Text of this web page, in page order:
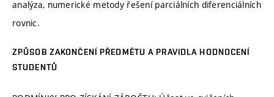
analýza, numerické metody řešení parciálních diferenciálních
rovnic.
ZPŮSOB ZAKONČENÍ PŘEDMĚTU A PRAVIDLA HODNOCENÍ
STUDENTŮ